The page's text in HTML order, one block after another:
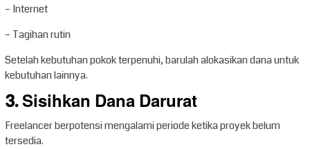
– Internet
– Tagihan rutin
Setelah kebutuhan pokok terpenuhi, barulah alokasikan dana untuk
kebutuhan lainnya.
3. Sisihkan Dana Darurat
Freelancer berpotensi mengalami periode ketika proyek belum
tersedia.